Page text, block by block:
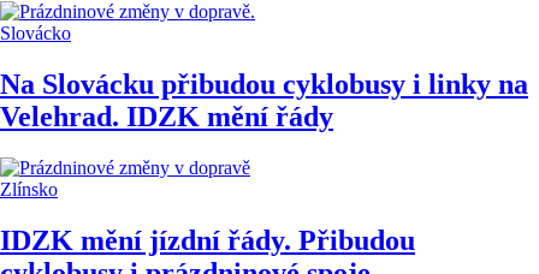
Slovácko
Na Slovácku přibudou cyklobusy i linky na
Velehrad. IDZK mění řády
Zlínsko
IDZK mění jízdní řády. Přibudou